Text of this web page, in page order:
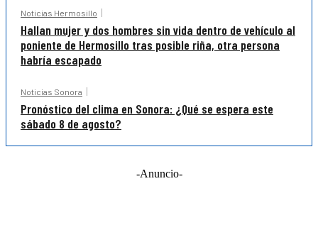
Noticias Hermosillo
Hallan mujer y dos hombres sin vida dentro de vehículo al
poniente de Hermosillo tras posible riña, otra persona
habría escapado
Noticias Sonora
Pronóstico del clima en Sonora: ¿Qué se espera este
sábado 8 de agosto?
-Anuncio-